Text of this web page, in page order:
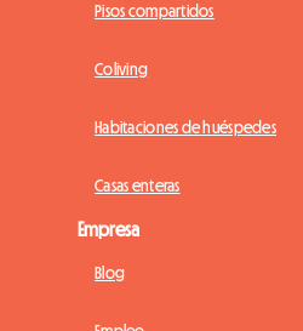
Pisos compartidos
Coliving
Habitaciones de huéspedes
Casas enteras
Empresa
Blog